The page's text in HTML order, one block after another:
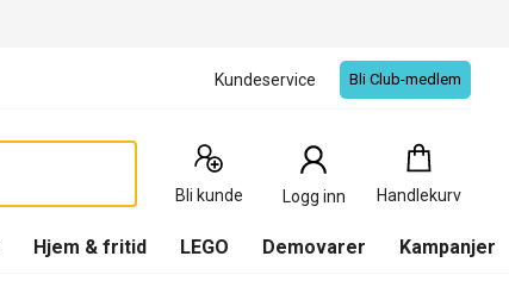
Kundeservice Bli Club-medlem
Bli kunde Logg inn Handlekurv
Handlekurv
0
Produkter
Hjem & fritid LEGO Demovarer Kampanjer